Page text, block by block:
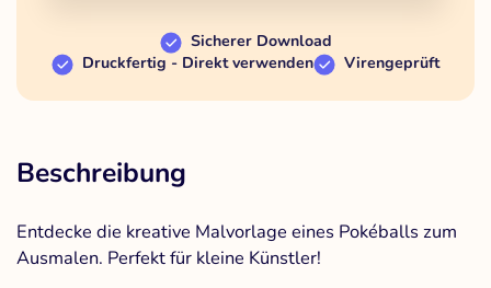
Sicherer Download
Druckfertig - Direkt verwenden
Virengeprüft
Beschreibung
Entdecke die kreative Malvorlage eines Pokéballs zum
Ausmalen. Perfekt für kleine Künstler!